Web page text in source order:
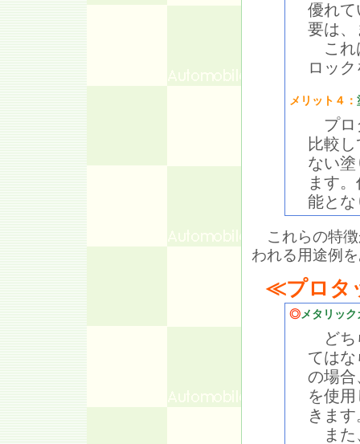
優れて
要は、
これ
ロッ
メリット４：
プロ
比較
ない
ます
能とな
これらの特徴
われる用途例
≪プロタ
◎メタリック
どち
ては
の場合
を使
きます
また